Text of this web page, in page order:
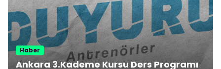
Haber
Ankara 3.Kademe Kursu Ders Programı